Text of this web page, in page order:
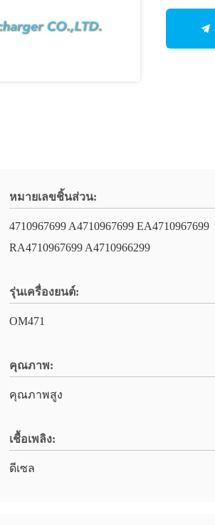
หมายเลขชิ้นส่วน:
4710967699 A4710967699 EA4710967699
RA4710967699 A4710966299
รุ่นเครื่องยนต์:
OM471
คุณภาพ:
คุณภาพสูง
เชื้อเพลิง:
ดีเซล